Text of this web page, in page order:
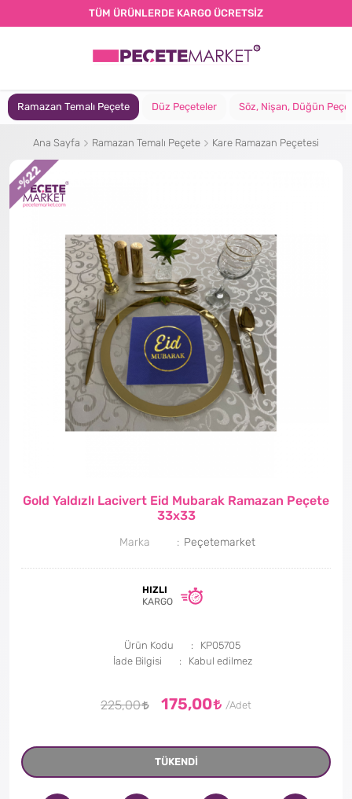
TÜM ÜRÜNLERDE KARGO ÜCRETSİZ
Ramazan Temalı Peçete Düz Peçeteler Söz, Nişan, Düğün
Ana Sayfa Ramazan Temalı Peçete Kare Ramazan Peçetesi
Gold Yaldızlı Lacivert Eid Mubarak Ramazan Peçete
33x33
Marka Peçetemarket
HIZLI
KARGO
Ürün Kodu
KP05705
İade Bilgisi
225,00
-
%22
175,00
TÜKENDİ